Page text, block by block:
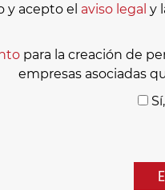
y acepto el aviso legal y
para la creación de
empresas asociadas
deja